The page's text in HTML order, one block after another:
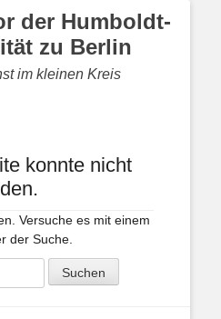
der Humboldt-
zu Berlin
im kleinen Kreis
konnte nicht
Versuche es mit einem
der Suche.